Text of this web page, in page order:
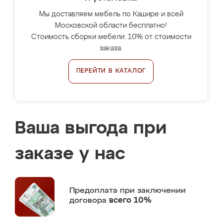
Мы доставляем мебель по Кашире и всей
Московской области бесплатно!
Стоимость сборки мебели: 10% от стоимости
заказа.
ПЕРЕЙТИ В КАТАЛОГ
Ваша выгода при
заказе у нас
Предоплата при заключении
договора всего 10%